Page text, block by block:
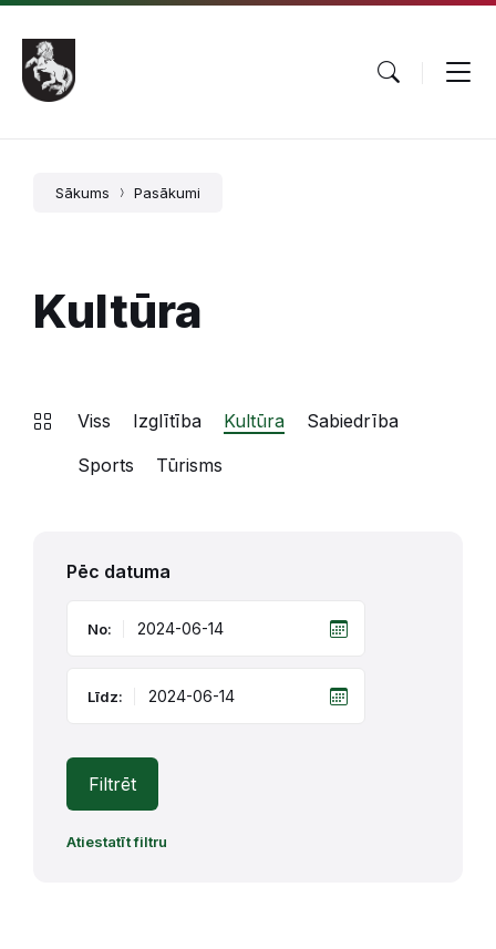
Pāriet
saturu
Skip
main
navigation
Skip
footer
Sākums Pasākumi
Kultūra
Viss Izglītība Kultūra
Sabiedrība
Sports
Tūrisms
Pēc datuma
No:
Līdz:
Filtrēt
Atiestatīt filtru